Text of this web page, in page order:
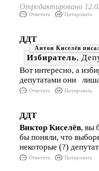
Отредактировано
Ответить Цитировать
ДДТ
Антон Киселёв
Избиратель,
Вот интересно, а
депутатами они
Ответить Цитировать
ДДТ
Виктор Киселёв, вы
бы поняли, что
некоторые (?)
Ответить Цитировать